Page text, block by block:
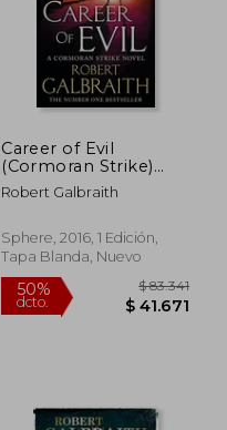
Career of Evil
(Cormoran Strike)
[Paperback] [Apr 21,
2016] Galbraith,
Robert Galbraith
Sphere, 2016, 1 Edición,
Tapa Blanda, Nuevo